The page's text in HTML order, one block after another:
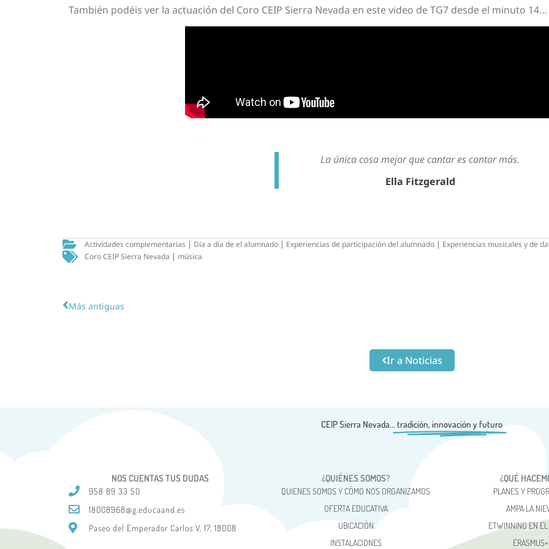
También podéis ver la actuación del Coro CEIP Sierra Nevada en este video de TG7 desde el minuto 14…
La única cosa mejor que cantar es cantar más.
Ella Fitzgerald
Actividades complementarias | Día a día de el alumnado | Experiencias de participación del alumnado | Experiencias musicales y de
Coro CEIP Sierra Nevada | música
Más antiguas
Ir a Noticias
CEIP Sierra Nevada... tradición, innovación y futuro
NOS CUENTAS TUS DUDAS
958 89 33 50
18008968@g.educaand.es
Paseo del Emperador Carlos V, 17, 18008
¿QUIÉNES SOMOS?
QUIENES SOMOS Y CÓMO NOS ORGANIZAMOS
OFERTA EDUCATIVA
UBICACIÓN
INSTALACIONES
¿QUÉ
PLANES Y
AMPA LA
ETWINNING EN EL
ERASMUS+